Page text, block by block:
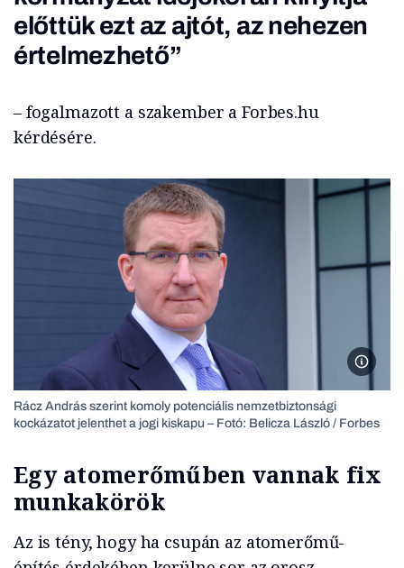
előttük ezt az ajtót, az nehezen
értelmezhető”
– fogalmazott a szakember a Forbes.hu
kérdésére.
Rácz
Rácz András szerint komoly potenciális nemzetbiztonsági
kockázatot jelenthet a jogi kiskapu – Fotó: Belicza László / Forbes
Egy atomerőműben vannak fix
munkakörök
Az is tény, hogy ha csupán az atomerőmű-